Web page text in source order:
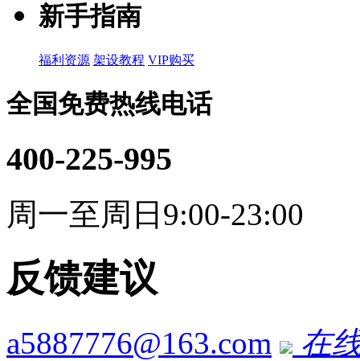
新手指南
福利资源 架设教程 VIP购买
全国免费热线电话
400-225-995
周一至周日9:00-23:00
反馈建议
a5887776@163.com
在